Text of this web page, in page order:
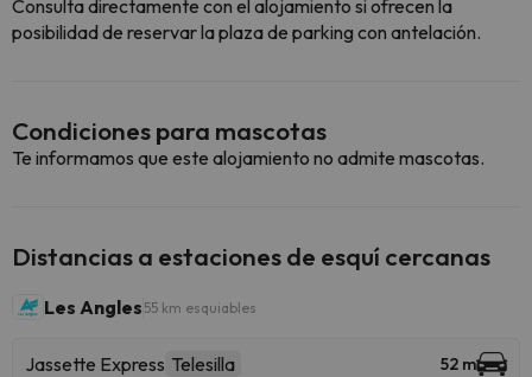
Consulta directamente con el alojamiento si ofrecen la
posibilidad de reservar la plaza de parking con antelación.
Condiciones para mascotas
Te informamos que este alojamiento no admite mascotas.
Distancias a estaciones de esquí cercanas
Les Angles 55 km esquiables
Jassette Express Telesilla 52 m